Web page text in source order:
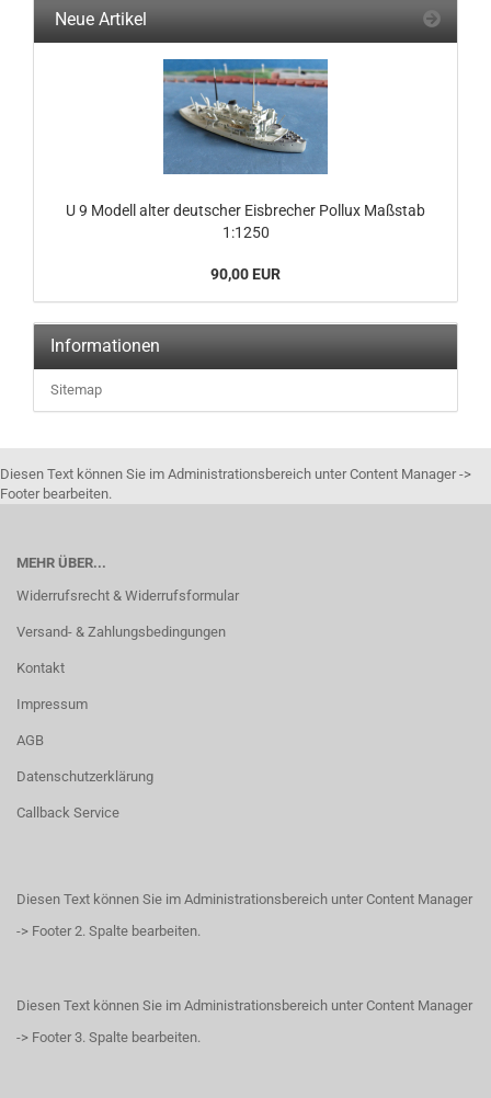
Neue Artikel
U 9 Modell alter deutscher Eisbrecher Pollux Maßstab
1:1250
90,00 EUR
Informationen
Sitemap
Diesen Text können Sie im Administrationsbereich unter Content Manager ->
Footer bearbeiten.
MEHR ÜBER...
Widerrufsrecht & Widerrufsformular
Versand- & Zahlungsbedingungen
Kontakt
Impressum
AGB
Datenschutzerklärung
Callback Service
Diesen Text können Sie im Administrationsbereich unter Content Manager
-> Footer 2. Spalte bearbeiten.
Diesen Text können Sie im Administrationsbereich unter Content Manager
-> Footer 3. Spalte bearbeiten.